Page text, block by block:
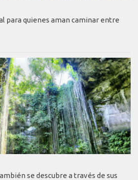
para quienes aman caminar entre
se descubre a través de sus